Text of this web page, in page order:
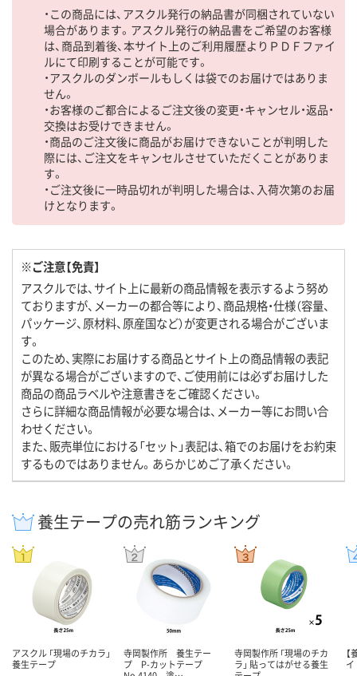
・この商品には、アスクル発行の納品書が同梱されていない
場合があります。アスクル発行の納品書をご希望のお客様
は、商品到着後、本サイト上のご利用履歴よりＰＤＦファイ
ルにて印刷することが可能です。
・アスクルのダンボールもしくは袋でのお届けではありま
せん。
・お客様のご都合によるご注文後の変更・キャンセル・返品・
交換はお受けできません。
・商品のご注文後に商品がお届けできないことが判明した
際には、ご注文をキャンセルさせていただくことがありま
す。
・ご注文後に一時品切れが判明した場合は、入荷次第のお届
けとなります。
※ご注意【免責】
アスクルでは、サイト上に最新の商品情報を表示するよう努め
ておりますが、メーカーの都合等により、商品規格・仕様（容量、
パッケージ、原材料、原産国など）が変更される場合がございま
す。
このため、実際にお届けする商品とサイト上の商品情報の表記
が異なる場合がございますので、ご使用前には必ずお届けした
商品の商品ラベルや注意書きをご確認ください。
さらに詳細な商品情報が必要な場合は、メーカー等にお問い合
わせください。
また、販売単位における「セット」表記は、箱でのお届けをお約束
するものではありません。あらかじめご了承ください。
養生テープの売れ筋ランキング
アスクル 「現場のチカラ」
養生テープ
寺岡製作所 養生テー
プ P-カットテープ
寺岡製作所 「現場のチカ
ラ」 貼ってはがせる養生